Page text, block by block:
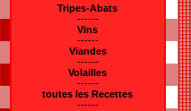
Tripes-Abats
------
Vins
------
Viandes
------
Volailles
------
toutes les Recettes
------